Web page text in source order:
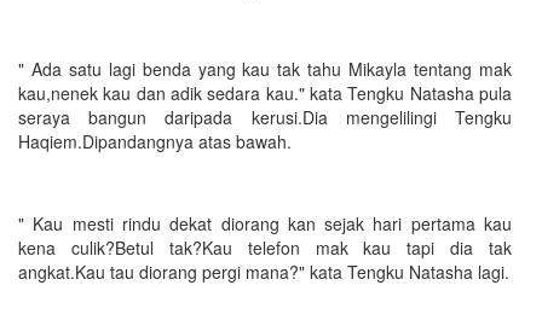
" Ada satu lagi benda yang kau tak tahu Mikayla tentang mak
kau,nenek kau dan adik sedara kau." kata Tengku Natasha pula
seraya bangun daripada kerusi.Dia mengelilingi Tengku
Haqiem.Dipandangnya atas bawah.
" Kau mesti rindu dekat diorang kan sejak hari pertama kau
kena culik?Betul tak?Kau telefon mak kau tapi dia tak
angkat.Kau tau diorang pergi mana?" kata Tengku Natasha lagi.